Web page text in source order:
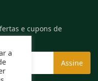
e cupons de
a